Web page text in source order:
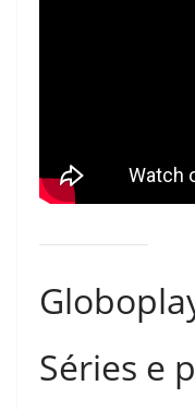
Séries e